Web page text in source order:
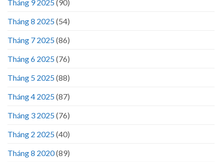
Tháng 9 2025(90)
Tháng 8 2025(54)
Tháng 7 2025(86)
Tháng 6 2025(76)
Tháng 5 2025(88)
Tháng 4 2025(87)
Tháng 3 2025(76)
Tháng 2 2025(40)
Tháng 8 2020(89)